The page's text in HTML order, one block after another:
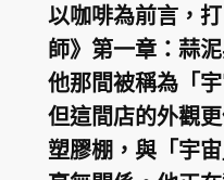
以咖啡為前言，
師》第一章：蒜
他那間被稱為「
但這間店的外觀
塑膠棚，與「宇